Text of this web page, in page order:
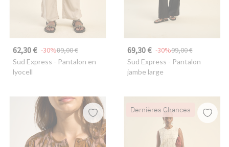
62,30 € 89,00 €
-30%
Sud Express - Pantalon en
lyocell
69,30 € 99,00 €
-30%
Sud Express - Pantalon
jambe large
Dernières Chances